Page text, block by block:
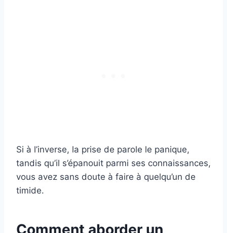
Si à l’inverse, la prise de parole le panique,
tandis qu’il s’épanouit parmi ses connaissances,
vous avez sans doute à faire à quelqu’un de
timide.
Comment aborder un